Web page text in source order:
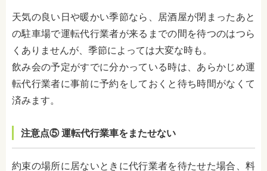
天気の良い日や暖かい季節なら、居酒屋が閉まったあと
の駐車場で運転代行業者が来るまでの間を待つのはつら
くありませんが、季節によっては大変な時も。
飲み会の予定がすでに分かっている時は、あらかじめ運
転代行業者に事前に予約をしておくと待ち時間がなくて
済みます。
注意点⑤運転代行業車をまたせない
約束の場所に居ないときに代行業者を待たせた場合、料